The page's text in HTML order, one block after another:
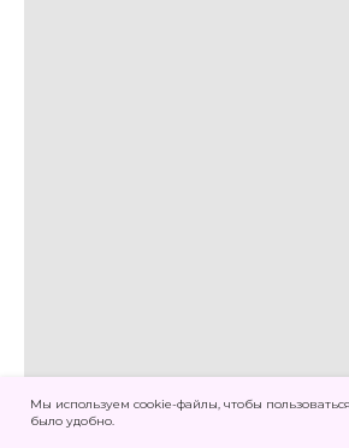
Мы используем cookie-файлы, чтобы
было удобно.